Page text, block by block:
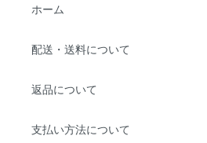
ホーム
配送・送料について
返品について
支払い方法について